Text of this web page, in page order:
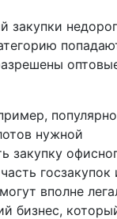
закупки
нужной
закупку
госзакупок
вполне
бизнес,